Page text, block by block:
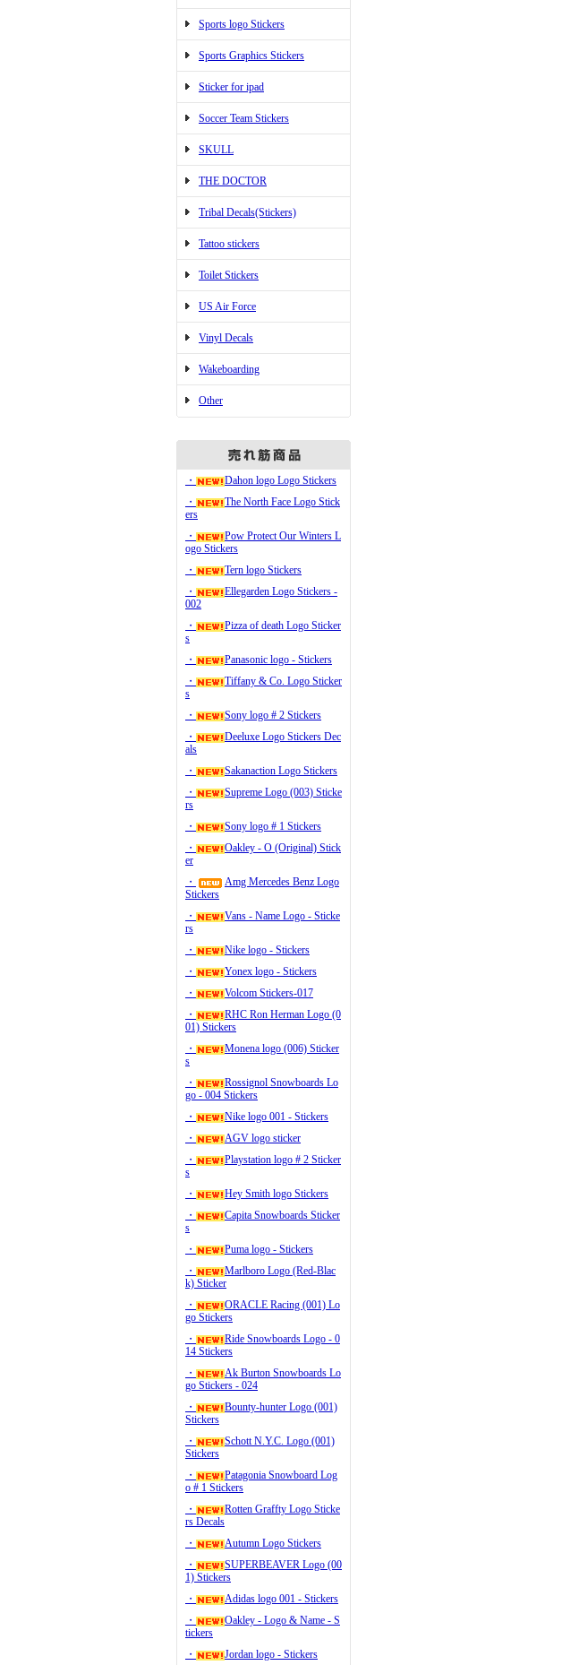
Sports logo Stickers
Sports Graphics Stickers
Sticker for ipad
Soccer Team Stickers
SKULL
THE DOCTOR
Tribal Decals(Stickers)
Tattoo stickers
Toilet Stickers
US Air Force
Vinyl Decals
Wakeboarding
Other
・
Dahon logo Logo Stickers
・
The North Face Logo Stick
ers
・
Pow Protect Our Winters L
ogo Stickers
・
Tern logo Stickers
・
Ellegarden Logo Stickers -
002
・
Pizza of death Logo Sticker
s
・
Panasonic logo - Stickers
・
Tiffany & Co. Logo Sticker
s
・
Sony logo # 2 Stickers
・
Deeluxe Logo Stickers Dec
als
・
Sakanaction Logo Stickers
・
Supreme Logo (003) Sticke
rs
・
Sony logo # 1 Stickers
・
Oakley - O (Original) Stick
er
・
Amg Mercedes Benz Logo
Stickers
・
Vans - Name Logo - Sticke
rs
・
Nike logo - Stickers
・
Yonex logo - Stickers
・
Volcom Stickers-017
・
RHC Ron Herman Logo (0
01) Stickers
・
Monena logo (006) Sticker
s
・
Rossignol Snowboards Lo
go - 004 Stickers
・
Nike logo 001 - Stickers
・
AGV logo sticker
・
Playstation logo # 2 Sticker
s
・
Hey Smith logo Stickers
・
Capita Snowboards Sticker
s
・
Puma logo - Stickers
・
Marlboro Logo (Red-Blac
k) Sticker
・
ORACLE Racing (001) Lo
go Stickers
・
Ride Snowboards Logo - 0
14 Stickers
・
Ak Burton Snowboards Lo
go Stickers - 024
・
Bounty-hunter Logo (001)
Stickers
・
Schott N.Y.C. Logo (001)
Stickers
・
Patagonia Snowboard Log
o # 1 Stickers
・
Rotten Graffty Logo Sticke
rs Decals
・
Autumn Logo Stickers
・
SUPERBEAVER Logo (00
1) Stickers
・
Adidas logo 001 - Stickers
・
Oakley - Logo & Name - S
tickers
・
Jordan logo - Stickers